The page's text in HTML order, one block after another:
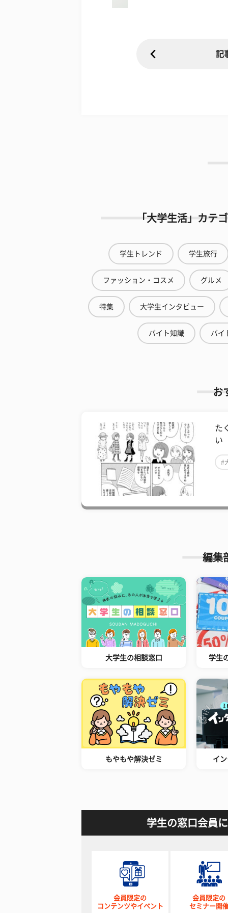
記
「大学生活」カテ
学生トレンド 学生旅行
ファッション・コスメ グルメ
特集 大学生インタビュー
バイト知識 バイ
お
た
い
#
編集
大学生の相談窓口 学生
もやもや解決ゼミ イ
学生の窓口会員
会員限定の
コンテンツやイベント
会員限定の
セミナー開